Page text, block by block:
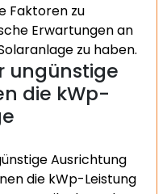
Faktoren zu
Erwartungen an
zu haben.
ungünstige
die kWp-
Ausrichtung
die kWp-Leistung